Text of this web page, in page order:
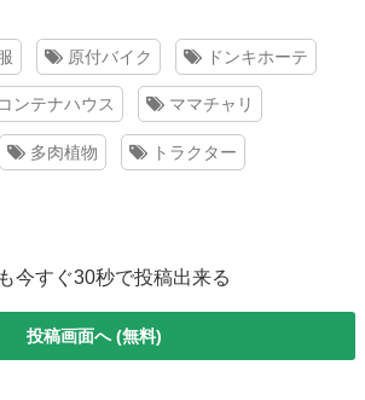
原付バイク ドンキホーテ
コンテナハウス ママチャリ
多肉植物 トラクター
今すぐ30秒で投稿出来る
投稿画面へ (無料)